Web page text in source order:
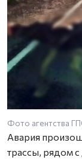
Фото агентства
Авария
трассы, рядом